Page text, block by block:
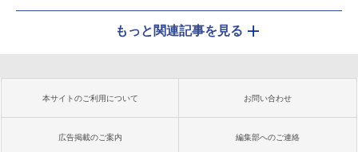
もっと関連記事を見る
本サイトのご利用について お問い合わせ
広告掲載のご案内 編集部へのご連絡